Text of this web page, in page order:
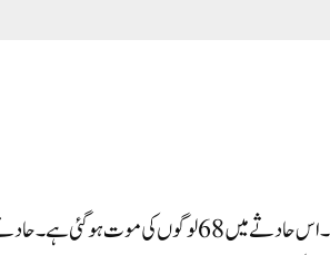
نئی دہلی، سماج نیوز: نیپال کے دارالحکومت کاٹھمنڈو سے پوکھارا جانے والا طیارہ گر کر تباہ ہوگیا۔ اس حادثے میں 68 لوگوں کی موت